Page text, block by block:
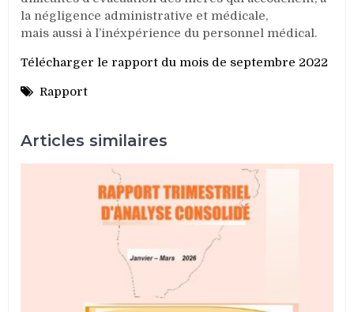
la négligence administrative et médicale,
mais aussi à l’inéxpérience du personnel médical.
Télécharger le rapport du mois de septembre 2022
Rapport
Articles similaires